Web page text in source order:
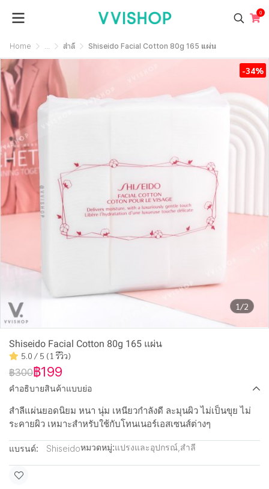
0
Home ... สำลี Shiseido Facial Cotton 80g 165 แผ่น
1/2
-34%
Shiseido Facial Cotton 80g 165 แผ่น
5.0 / 5 (1 รีวิว)
฿300฿199
คำอธิบายสินค้าแบบย่อ
สำลีแผ่นยอดนิยม หนา นุ่ม เหนียวกำลังดี ละมุนผิว ไม่เป็นขุย ไม่
ระคายผิว เหมาะสำหรับใช้กับโทนเนอร์เอสเซนส์ต่างๆ
แบรนด์: Shiseidoหมวดหมู่:แปรงและอุปกรณ์ สำลี